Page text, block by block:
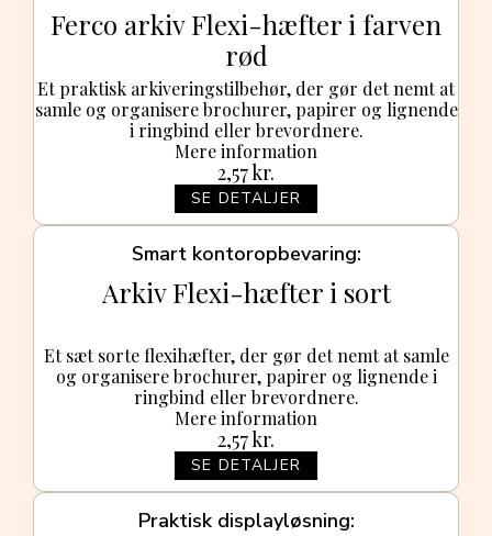
Ferco arkiv Flexi-hæfter i farven
rød
Et praktisk arkiveringstilbehør, der gør det nemt at
samle og organisere brochurer, papirer og lignende
i ringbind eller brevordnere.
2,57kr.
SE DETALJER
Mere information
Smart kontoropbevaring
Arkiv Flexi-hæfter i sort
Et sæt sorte flexihæfter, der gør det nemt at samle
og organisere brochurer, papirer og lignende i
ringbind eller brevordnere.
2,57kr.
SE DETALJER
Mere information
Praktisk displayløsning